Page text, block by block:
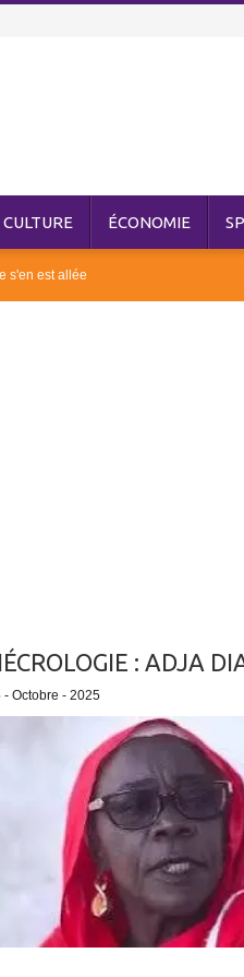
CULTURE ÉCONOMIE
s'en est allée
: ADJA
- Octobre - 2025